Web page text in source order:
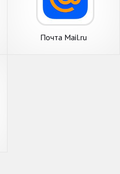
Почта Mail.ru